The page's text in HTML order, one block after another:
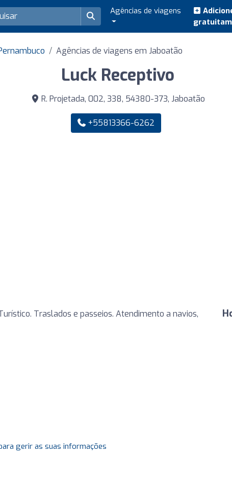
Agências de viagens
Agências de viagens em Jaboatão
Luck Receptivo
R. Projetada, 002, 338, 54380-373, Jaboatão
+55813366-6262
Traslados e passeios. Atendimento a navios,
gerir as suas informações